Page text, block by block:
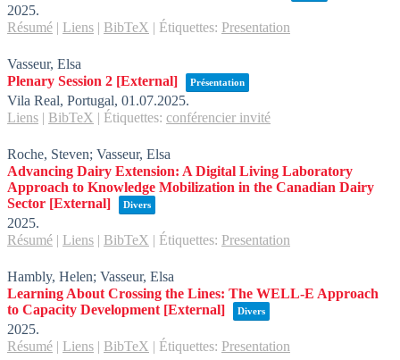
2025.
Résumé | Liens | BibTeX | Étiquettes: Presentation
Vasseur, Elsa
Plenary Session 2 [External] Présentation
Vila Real, Portugal, 01.07.2025.
Liens | BibTeX | Étiquettes: conférencier invité
Roche, Steven; Vasseur, Elsa
Advancing Dairy Extension: A Digital Living Laboratory
Approach to Knowledge Mobilization in the Canadian Dairy
Sector [External] Divers
2025.
Résumé | Liens | BibTeX | Étiquettes: Presentation
Hambly, Helen; Vasseur, Elsa
Learning About Crossing the Lines: The WELL-E Approach
to Capacity Development [External] Divers
2025.
Résumé | Liens | BibTeX | Étiquettes: Presentation